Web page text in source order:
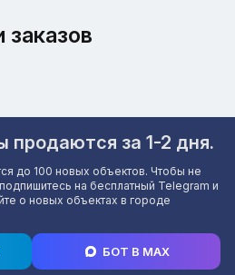
продаются за 1-2 дня.
до 100 новых объектов. Чтобы не
на бесплатный Telegram и
о новых объектах в городе
БОТ В MAX